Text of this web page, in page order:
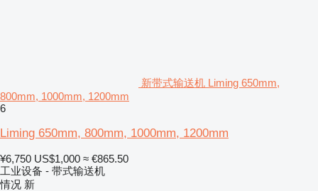
新带式输送机 Liming 650mm,
800mm, 1000mm, 1200mm
6
Liming 650mm, 800mm, 1000mm, 1200mm
¥6,750 US$1,000 ≈ €865.50
工业设备 - 带式输送机
情况 新